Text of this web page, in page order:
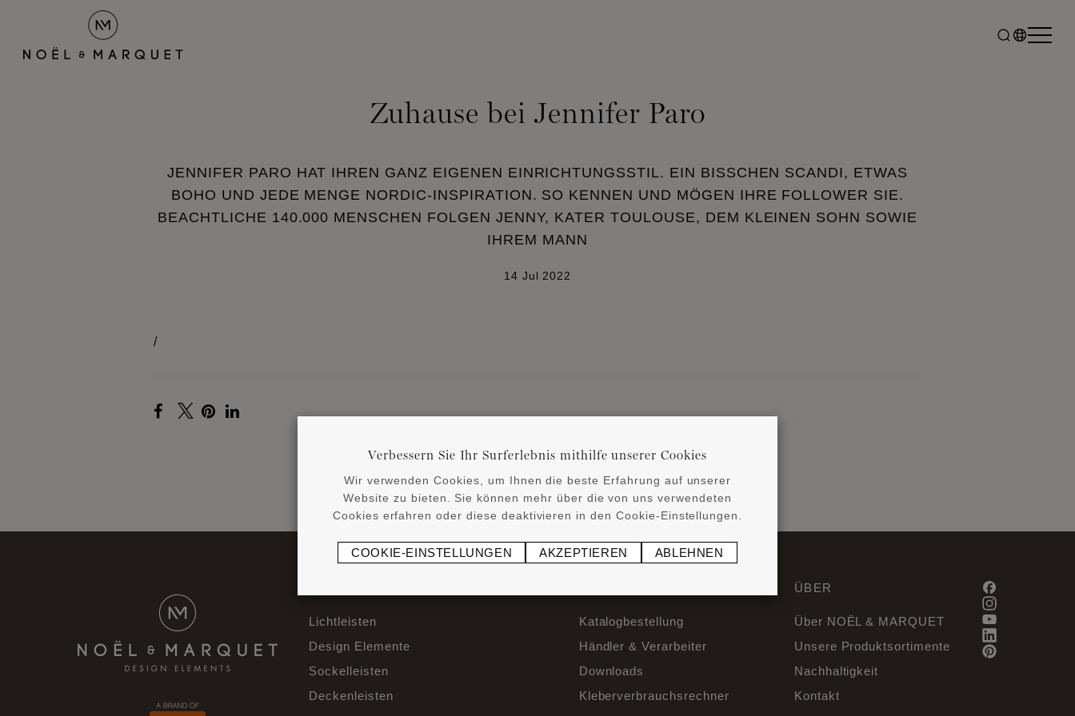
Zuhause bei Jennifer Paro
JENNIFER PARO HAT IHREN GANZ EIGENEN EINRICHTUNGSSTIL. EIN BISSCHEN SCANDI, ETWAS
BOHO UND JEDE MENGE NORDIC-INSPIRATION. SO KENNEN UND MÖGEN IHRE FOLLOWER SIE.
BEACHTLICHE 140.000 MENSCHEN FOLGEN JENNY, KATER TOULOUSE, DEM KLEINEN SOHN SOWIE
IHREM MANN
14 Jul 2022
/
ZURÜCK ZU DEN NEWS
Lichtleisten
Design Elemente
Sockelleisten
Deckenleisten
Katalogbestellung
Händler & Verarbeiter
Downloads
Kleberverbrauchsrechner
ÜBER
Über NOËL & MARQUET
Unsere Produktsortimente
Nachhaltigkeit
Kontakt
Verbessern Sie Ihr Surferlebnis mithilfe unserer Cookies
Wir verwenden Cookies, um Ihnen die beste Erfahrung auf unserer
Website zu bieten. Sie können mehr über die von uns verwendeten
Cookies erfahren oder diese deaktivieren in den Cookie-Einstellungen.
COOKIE-EINSTELLUNGEN AKZEPTIEREN ABLEHNEN